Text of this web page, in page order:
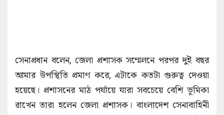
সেনাপ্রধান বলেন, জেলা প্রশাসক সম্মেলনে পরপর দুই বছর
আমার উপস্থিতি প্রমাণ করে, এটাকে কতটা গুরুত্ব দেওয়া
হয়েছে। প্রশাসনের মাঠ পর্যায়ে যারা সবচেয়ে বেশি ভূমিকা
রাখেন তারা হলেন জেলা প্রশাসক। বাংলাদেশ সেনাবাহিনী